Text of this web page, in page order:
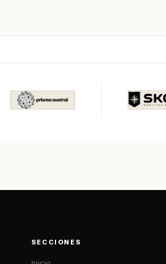
SECCIONES